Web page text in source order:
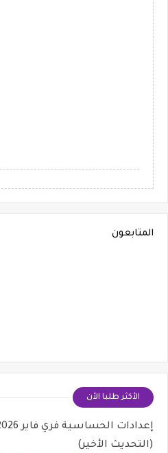
المتابعون
الأكثر طلبا الأن
(التحديث الأخير)